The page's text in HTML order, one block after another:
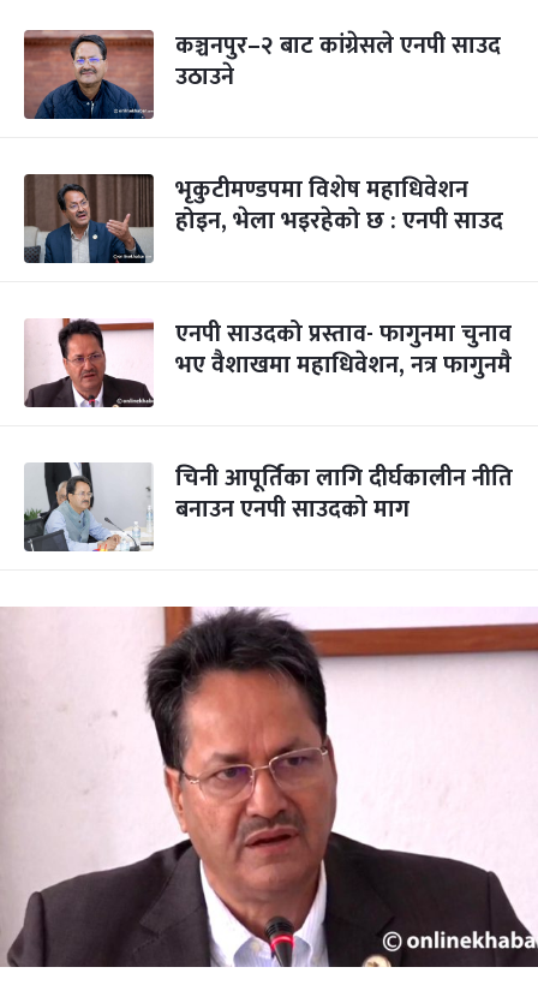
कञ्चनपुर–२ बाट कांग्रेसले एनपी साउद
उठाउने
भृकुटीमण्डपमा विशेष महाधिवेशन
होइन, भेला भइरहेको छ : एनपी साउद
एनपी साउदको प्रस्ताव- फागुनमा चुनाव
भए वैशाखमा महाधिवेशन, नत्र फागुनमै
चिनी आपूर्तिका लागि दीर्घकालीन नीति
बनाउन एनपी साउदको माग